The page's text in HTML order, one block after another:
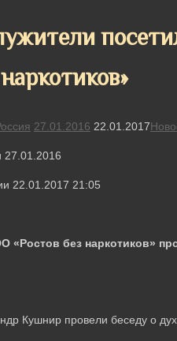
27.01.2016 22.01.2017
27.01.2016
22.01.2017 21:05
«Ростов без наркотиков»
Кушнир провели беседу о